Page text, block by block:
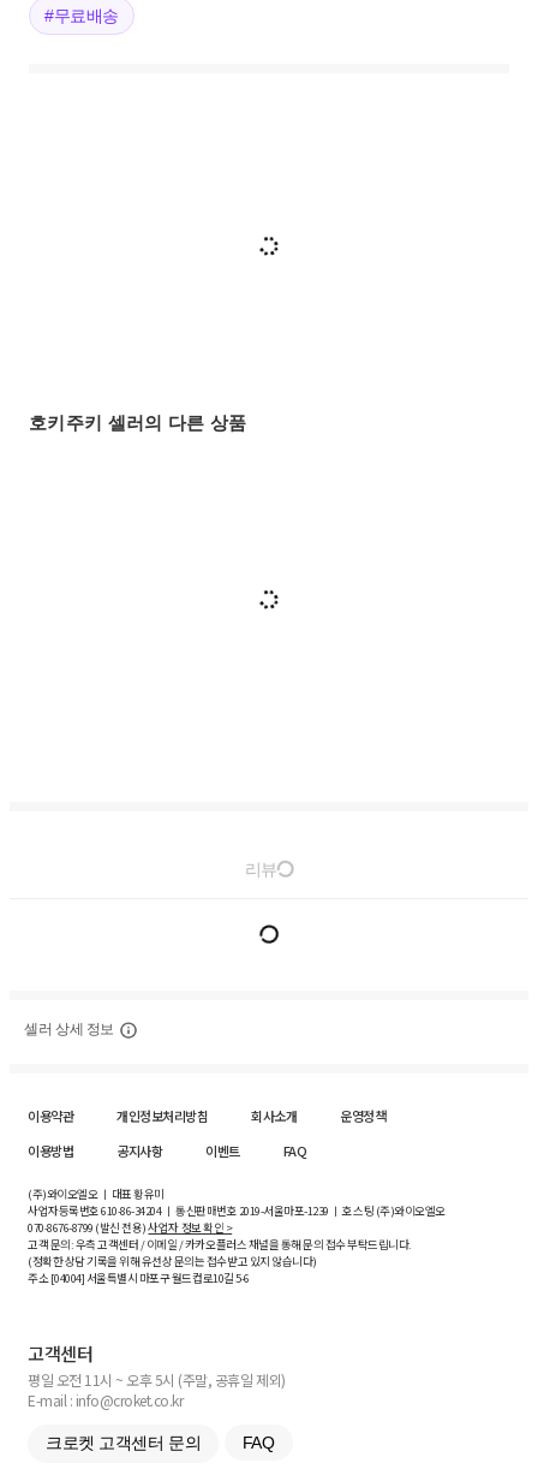
#무료배송
호키주키 셀러의 다른 상품
리뷰
셀러 상세 정보
이용약관 개인정보처리방침 회사소개
운영정책
이용방법
공지사항 이벤트 FAQ
(주)와이오엘오 ㅣ 대표 황유미
사업자등록번호610-86-34204ㅣ 통신판매번호 2019-서울마포-1239 ㅣ 호스팅 (주)와이오엘오
070-8676-8799 (발신 전용)사업자 정보 확인 >
고객 문의: 우측 고객센터 / 이메일 / 카카오플러스 채널을 통해 문의 접수 부탁드립니다.
(정확한 상담 기록을 위해 유선상 문의는 접수받고 있지 않습니다)
주소 [04004] 서울특별시 마포구 월드컵로10길5-6
고객센터
평일 오전 11시 ~ 오후 5시 (주말, 공휴일 제외)
E-mail : info@croket.co.kr
크로켓 고객센터 문의 FAQ